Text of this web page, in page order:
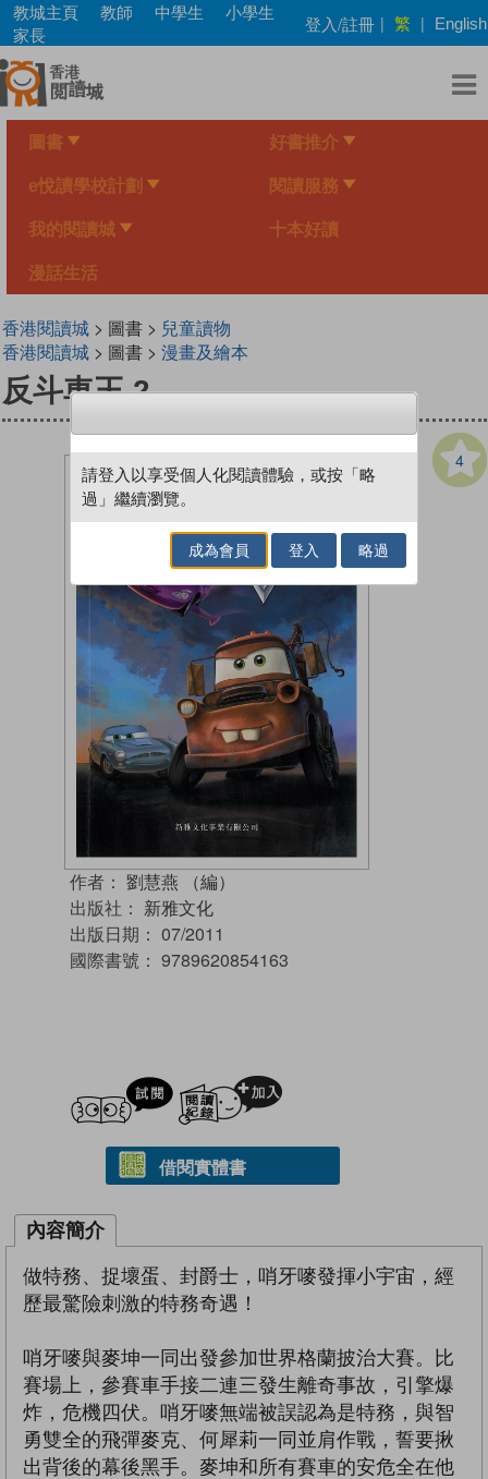
Skip
main
content
教城主頁 教師 中學生
小學生
家長
登入/註冊 | 繁 | English
圖書 好書推介
e悅讀學校計劃 閱讀服務
我的閱讀城 十本好讀
漫話生活
香港閱讀城> 圖書 > 兒童讀物
香港閱讀城> 圖書 > 漫畫及繪本
反斗車王 2
4
作者： 劉慧燕 （編）
出版社： 新雅文化
出版日期： 07/2011
國際書號： 9789620854163
試閲
借閱實體書
內容簡介
做特務、捉壞蛋、封爵士，哨牙嘜發揮小宇宙，經
歷最驚險刺激的特務奇遇！
哨牙嘜與麥坤一同出發參加世界格蘭披治大賽。比
賽場上，參賽車手接二連三發生離奇事故，引擎爆
炸，危機四伏。哨牙嘜無端被誤認為是特務，與智
勇雙全的飛彈麥克、何犀莉一同並肩作戰，誓要揪
出背後的幕後黑手。麥坤和所有賽車的安危全在他
請登入以享受個人化閱讀體驗，或按「略
過」繼續瀏覽。
成為會員 登入 略過